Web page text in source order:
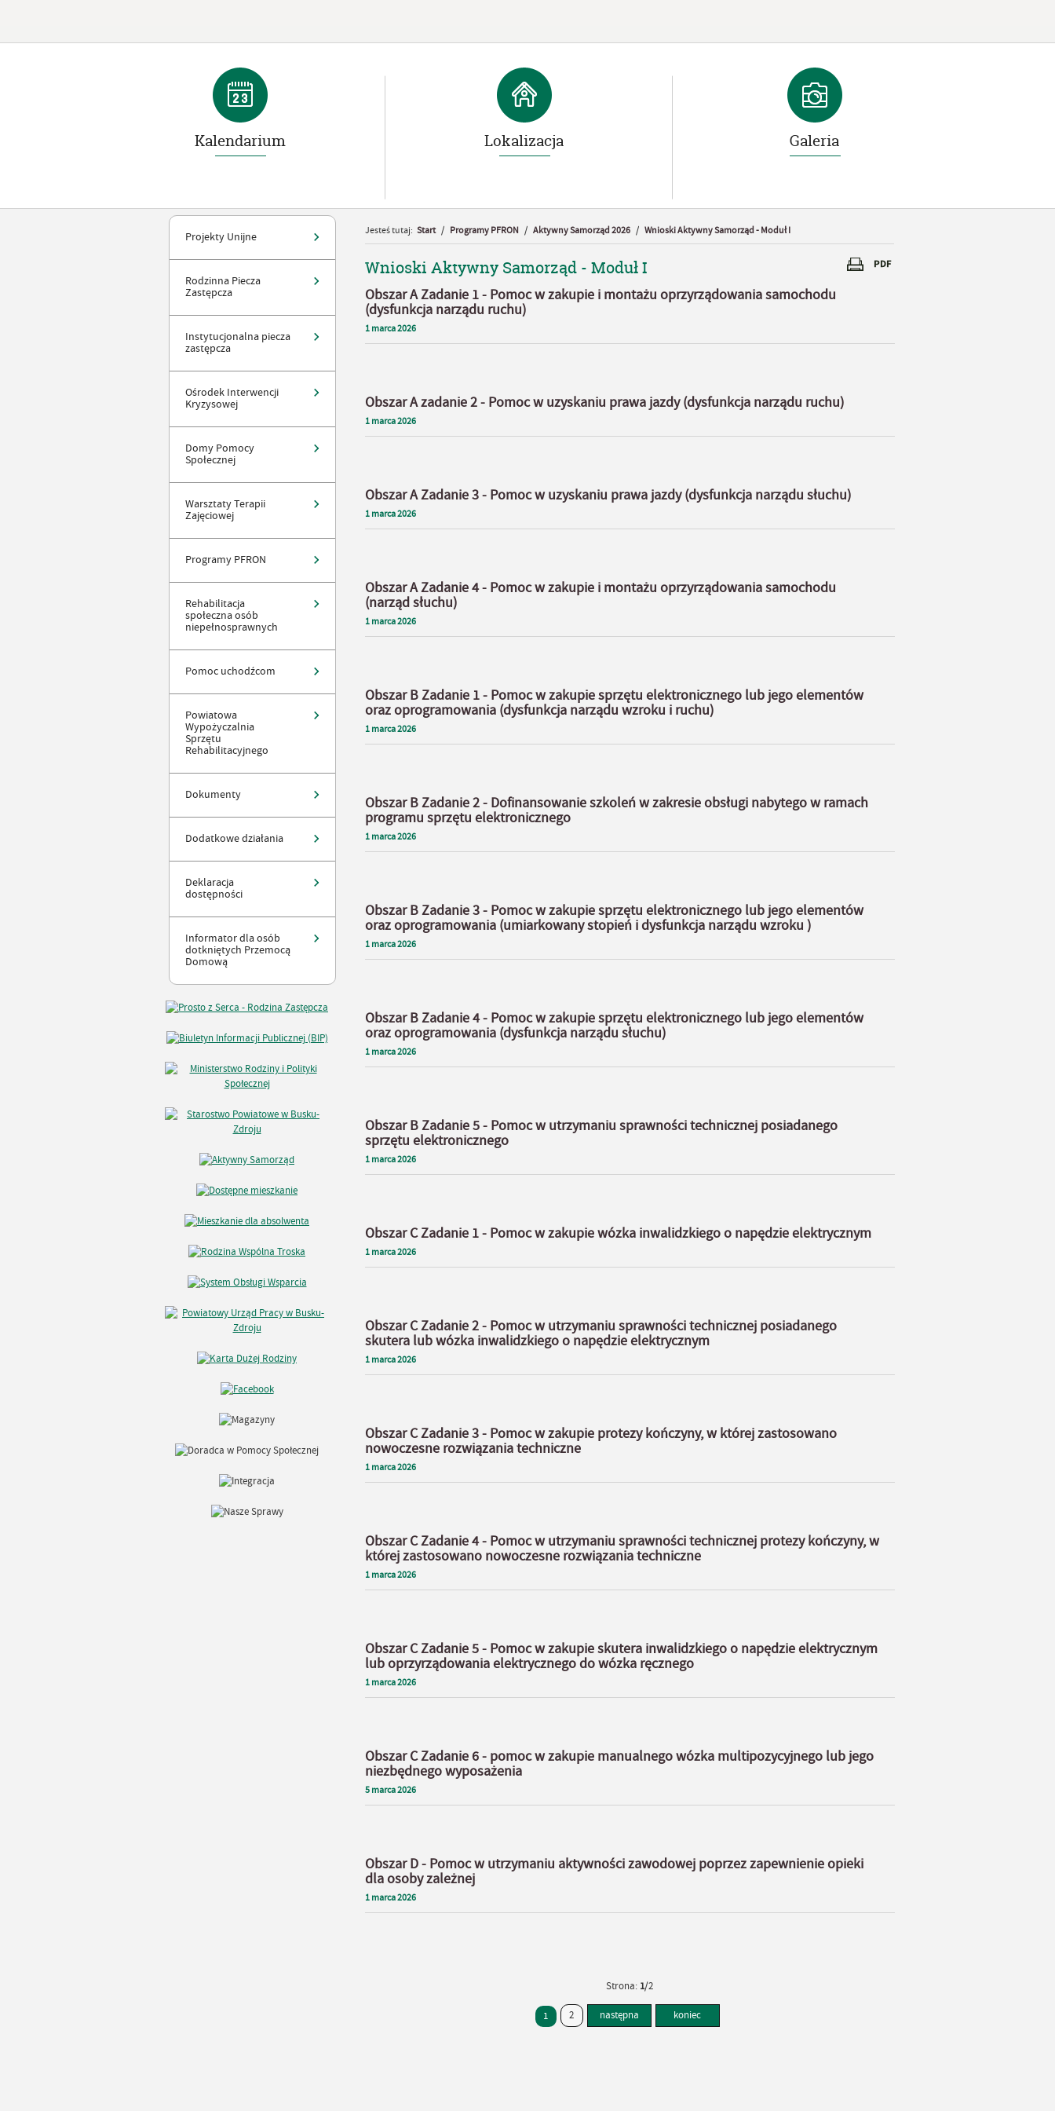
Kalendarium Lokalizacja Galeria
Projekty Unijne
Rodzinna Piecza
Zastępcza
Instytucjonalna piecza
zastępcza
Ośrodek Interwencji
Kryzysowej
Domy Pomocy
Społecznej
Warsztaty Terapii
Zajęciowej
Programy PFRON
Rehabilitacja
społeczna osób
niepełnosprawnych
Pomoc uchodźcom
Powiatowa
Wypożyczalnia
Sprzętu
Rehabilitacyjnego
Dokumenty
Dodatkowe działania
Deklaracja
dostępności
Informator dla osób
dotkniętych Przemocą
Domową
Jesteś tutaj: Start / Programy PFRON / Aktywny Samorząd 2026 / Wnioski Aktywny Samorząd - Moduł I
Wnioski Aktywny Samorząd - Moduł I
Obszar A Zadanie 1 - Pomoc w zakupie i montażu oprzyrządowania samochodu
(dysfunkcja narządu ruchu)
1 marca2026
Obszar A zadanie 2 - Pomoc w uzyskaniu prawa jazdy (dysfunkcja narządu ruchu)
1 marca2026
Obszar A Zadanie 3 - Pomoc w uzyskaniu prawa jazdy (dysfunkcja narządu słuchu)
1 marca2026
Obszar A Zadanie 4 - Pomoc w zakupie i montażu oprzyrządowania samochodu
(narząd słuchu)
1 marca2026
Obszar B Zadanie 1 - Pomoc w zakupie sprzętu elektronicznego lub jego elementów
oraz oprogramowania (dysfunkcja narządu wzroku i ruchu)
1 marca2026
Obszar B Zadanie 2 - Dofinansowanie szkoleń w zakresie obsługi nabytego w ramach
programu sprzętu elektronicznego
1 marca2026
Obszar B Zadanie 3 - Pomoc w zakupie sprzętu elektronicznego lub jego elementów
oraz oprogramowania (umiarkowany stopień i dysfunkcja narządu wzroku )
1 marca2026
Obszar B Zadanie 4 - Pomoc w zakupie sprzętu elektronicznego lub jego elementów
oraz oprogramowania (dysfunkcja narządu słuchu)
1 marca2026
Obszar B Zadanie 5 - Pomoc w utrzymaniu sprawności technicznej posiadanego
sprzętu elektronicznego
1 marca2026
Obszar C Zadanie 1 - Pomoc w zakupie wózka inwalidzkiego o napędzie elektrycznym
1 marca2026
Obszar C Zadanie 2 - Pomoc w utrzymaniu sprawności technicznej posiadanego
skutera lub wózka inwalidzkiego o napędzie elektrycznym
1 marca2026
Obszar C Zadanie 3 - Pomoc w zakupie protezy kończyny, w której zastosowano
nowoczesne rozwiązania techniczne
1 marca2026
Obszar C Zadanie 4 - Pomoc w utrzymaniu sprawności technicznej protezy kończyny, w
której zastosowano nowoczesne rozwiązania techniczne
1 marca2026
Obszar C Zadanie 5 - Pomoc w zakupie skutera inwalidzkiego o napędzie elektrycznym
lub oprzyrządowania elektrycznego do wózka ręcznego
1 marca2026
Obszar C Zadanie 6 - pomoc w zakupie manualnego wózka multipozycyjnego lub jego
niezbędnego wyposażenia
5 marca2026
Obszar D - Pomoc w utrzymaniu aktywności zawodowej poprzez zapewnienie opieki
dla osoby zależnej
1 marca2026
Strona: 1/2
1 2 następna koniec